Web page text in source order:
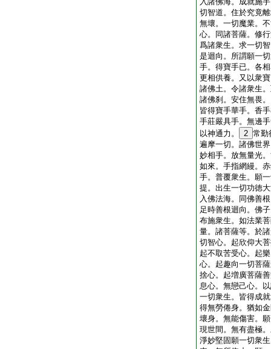
切智道。住於究竟
無壞。一切魔業。
心。同諸菩薩。修
爲諸衆生。求一切
是迴向。所謂願一
手。得寶手已。各
更相供養。又以衆
諸佛土。令諸衆生
諸佛刹。安住無畏
皆得寶手華手。香
手莊嚴具手。無邊
以神通力。
2 常勤
遍摩一切。諸佛世
妙相手。放無量光
如來。手指網縵。
手。普覆衆生。願
提。出生一切功徳
入佛法海。同佛善
足時善根迴向。佛
布施衆生。如法業
量。諸菩薩等。於
切智心。起欣仰大
起不取苦受心。起
心。起趣向一切菩
捨心。起増廣菩薩
息心。無戀己心。
一切衆生。皆得成
得無勞倦身。猶如
壞身。無能傷害。
現世間。無有盡極
淨妙堅固願一切衆